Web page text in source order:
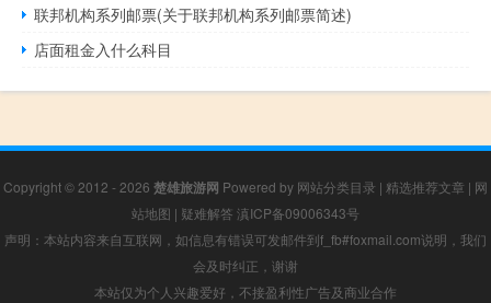
联邦机构系列邮票(关于联邦机构系列邮票简述)
店面租金入什么科目
Copyright © 2012 - 2026 楚雄旅游网 Powered by 网站分类目录 | 精选推荐文章 | 网
站地图 | 疑难解答 滇ICP备09006343号
声明：本站内容来自互联网，如信息有错误可发邮件到f_fb#foxmail.com说明，我们
会及时纠正，谢谢
本站仅为个人兴趣爱好，不接盈利性广告及商业合作